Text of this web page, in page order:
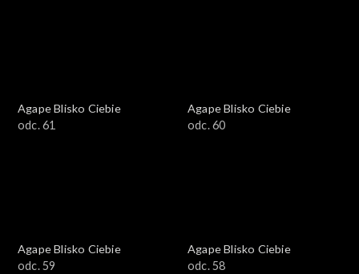
Agape Blisko Ciebie
odc. 61
Agape Blisko Ciebie
odc. 60
Agape Blisko Ciebie
odc. 59
Agape Blisko Ciebie
odc. 58